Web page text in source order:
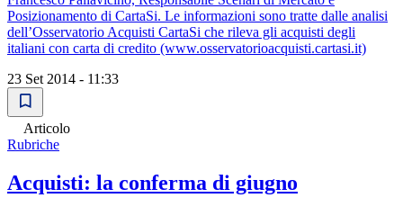
Posizionamento di CartaSi. Le informazioni sono tratte dalle analisi
dell’Osservatorio Acquisti CartaSi che rileva gli acquisti degli
italiani con carta di credito (www.osservatorioacquisti.cartasi.it)
23 Set 2014 - 11:33
Articolo
Rubriche
Acquisti: la conferma di giugno